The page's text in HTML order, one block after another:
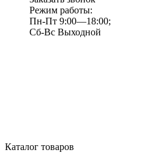
Режим работы:
Пн-Пт 9:00—18:00;
Сб-Вс Выходной
Каталог товаров